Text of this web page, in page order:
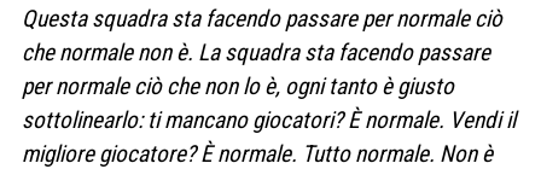
Questa squadra sta facendo passare per normale ciò
che normale non è. La squadra sta facendo passare
per normale ciò che non lo è, ogni tanto è giusto
sottolinearlo: ti mancano giocatori? È normale. Vendi il
migliore giocatore? È normale. Tutto normale. Non è